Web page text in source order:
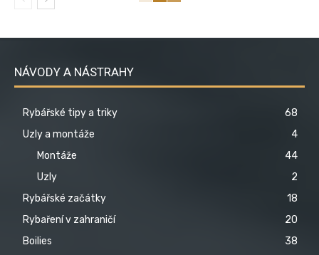
NÁVODY A NÁSTRAHY
Rybářské tipy a triky
68
Uzly a montáže
4
Montáže
44
Uzly
2
Rybářské začátky
18
Rybaření v zahraničí
20
Boilies
38